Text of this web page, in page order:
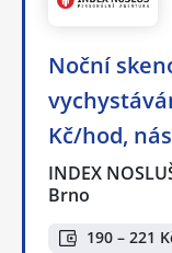
Noční
Kč/hod,
INDEX
Brno
190 – 221